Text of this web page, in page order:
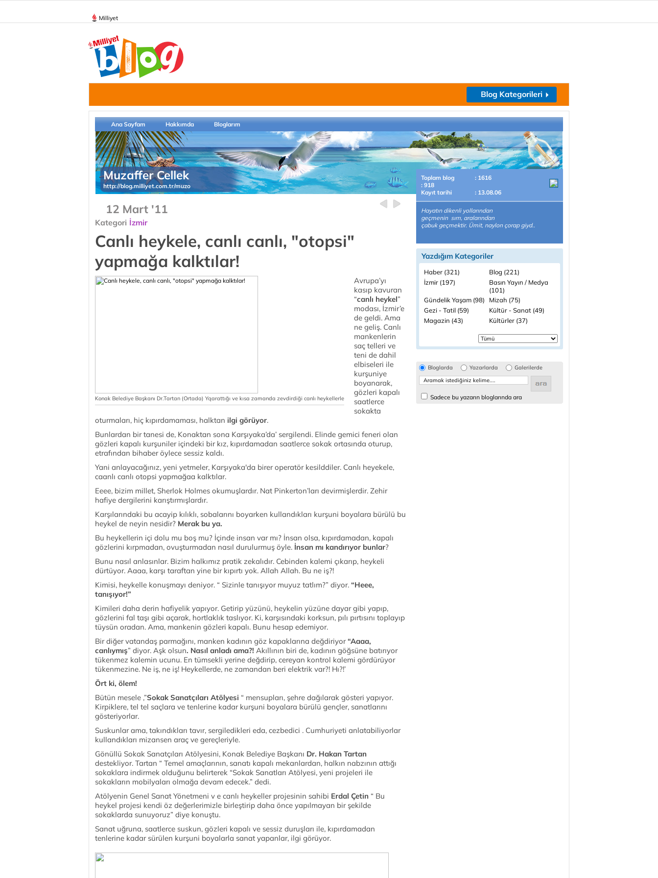
Milliyet
Blog Kategorileri
Ana Sayfam Hakkımda Bloglarım
Muzaffer Cellek
http://blog.milliyet.com.tr/muzo
12 Mart '11
Kategori İzmir
Canlı heykele, canlı canlı, "otopsi"
yapmağa kalktılar!
Konak Belediye Başkanı Dr.Tartan (Ortada) Yqarattığı ve kısa zamanda zevdirdiği canlı heykellerle
Avrupa’yı
kasıp kavuran
“canlı heykel”
modası, İzmir’e
de geldi. Ama
ne geliş. Canlı
mankenlerin
saç telleri ve
teni de dahil
elbiseleri ile
kurşuniye
boyanarak,
gözleri kapalı
saatlerce
sokakta
oturmaları, hiç kıpırdamaması, halktan ilgi görüyor.
Bunlardan bir tanesi de, Konaktan sona Karşıyaka’da’ sergilendi. Elinde gemici feneri olan
gözleri kapalı kurşuniler içindeki bir kız, kıpırdamadan saatlerce sokak ortasında oturup,
etrafından bihaber öylece sessiz kaldı.
Yani anlayacağınız, yeni yetmeler, Karşıyaka'da birer operatör kesilddiler. Canlı heyekele,
caanlı canlı otopsi yapmağaa kalktılar.
Eeee, bizim millet, Sherlok Holmes okumuşlardır. Nat Pinkerton’ları devirmişlerdir. Zehir
hafiye dergilerini karıştırmışlardır.
Karşılarındaki bu acayip kılıklı, sobalarını boyarken kullandıkları kurşuni boyalara bürülü bu
heykel de neyin nesidir? Merak bu ya.
Bu heykellerin içi dolu mu boş mu? İçinde insan var mı? İnsan olsa, kıpırdamadan, kapalı
gözlerini kırpmadan, ovuşturmadan nasıl durulurmuş öyle. İnsan mı kandırıyor bunlar?
Bunu nasıl anlasınlar. Bizim halkımız pratik zekalıdır. Cebinden kalemi çıkarıp, heykeli
dürtüyor. Aaaa, karşı taraftan yine bir kıpırtı yok. Allah Allah. Bu ne iş?!
Kimisi, heykelle konuşmayı deniyor. “ Sizinle tanışıyor muyuz tatlım?” diyor. “Heee,
tanışıyor!”
Kimileri daha derin hafiyelik yapıyor. Getirip yüzünü, heykelin yüzüne dayar gibi yapıp,
gözlerini fal taşı gibi açarak, hortlaklık taslıyor. Ki, karşısındaki korksun, pılı pırtısını toplayıp
tüysün oradan. Ama, mankenin gözleri kapalı. Bunu hesap edemiyor.
Bir diğer vatandaş parmağını, manken kadının göz kapaklarına değdiriyor“Aaaa,
canlıymış” diyor. Aşk olsun. Nasıl anladı ama?! Akıllının biri de, kadının göğsüne batırıyor
tükenmez kalemin ucunu. En tümsekli yerine değdirip, cereyan kontrol kalemi gördürüyor
tükenmezine. Ne iş, ne iş! Heykellerde, ne zamandan beri elektrik var?! Hı?!’
Ört ki, ölem!
Bütün mesele ,”Sokak Sanatçıları Atölyesi “ mensupları, şehre dağılarak gösteri yapıyor.
Kirpiklere, tel tel saçlara ve tenlerine kadar kurşuni boyalara bürülü gençler, sanatlarını
gösteriyorlar.
Suskunlar ama, takındıkları tavır, sergiledikleri eda, cezbedici . Cumhuriyeti anlatabiliyorlar
kullandıkları mizansen araç ve gereçleriyle.
Gönüllü Sokak Sanatçıları Atölyesini, Konak Belediye Başkanı Dr. Hakan Tartan
destekliyor. Tartan “ Temel amaçlarının, sanatı kapalı mekanlardan, halkın nabzının attığı
sokaklara indirmek olduğunu belirterek “Sokak Sanatları Atölyesi, yeni projeleri ile
sokakların mobilyaları olmağa devam edecek.” dedi.
Atölyenin Genel Sanat Yönetmeni v e canlı heykeller projesinin sahibi Erdal Çetin “ Bu
heykel projesi kendi öz değerlerimizle birleştirip daha önce yapılmayan bir şekilde
sokaklarda sunuyoruz” diye konuştu.
Sanat uğruna, saatlerce suskun, gözleri kapalı ve sessiz duruşları ile, kıpırdamadan
tenlerine kadar sürülen kurşuni boyalarla sanat yapanlar, ilgi görüyor.
Toplam blog
: 1616
: 918
Kayıt tarihi
: 13.08.06
Hayatın dikenli yollarından
geçmenin sırrı, aralarından
çabuk geçmektir. Ümit, naylon çorap giyd..
Yazdığım Kategoriler
Haber (321)
Blog (221)
İzmir (197)
Basın Yayın / Medya
(101)
Gündelik Yaşam (98)
Mizah (75)
Gezi - Tatil (59)
Kültür - Sanat (49)
Magazin (43)
Kültürler (37)
Bloglarda Yazarlarda Galerilerde
Sadece bu yazarın bloglarında ara